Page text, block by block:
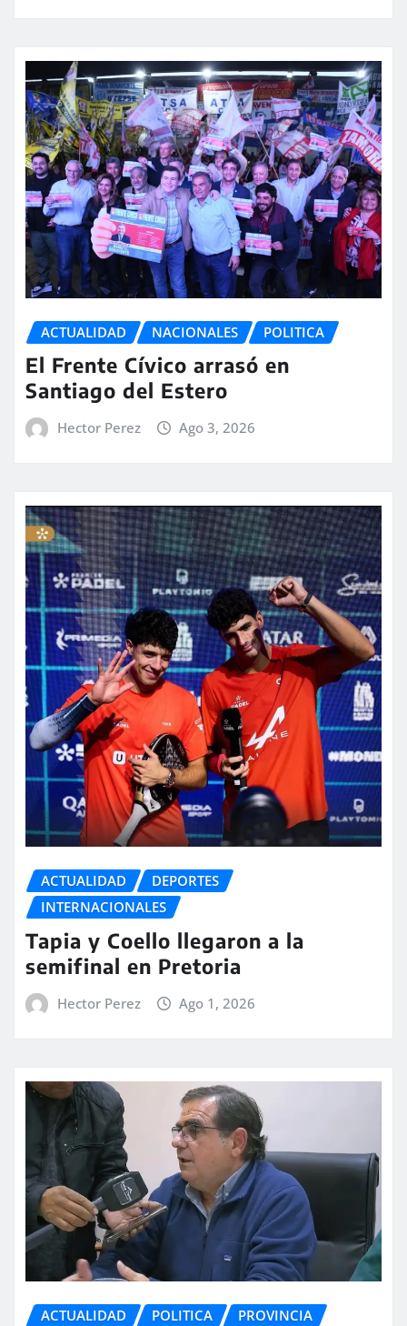
ACTUALIDAD NACIONALES POLITICA
El Frente Cívico arrasó en
Santiago del Estero
Hector Perez Ago 3, 2026
ACTUALIDAD
DEPORTES
INTERNACIONALES
Tapia y Coello llegaron a la
semifinal en Pretoria
Hector Perez Ago 1, 2026
ACTUALIDAD POLITICA PROVINCIA